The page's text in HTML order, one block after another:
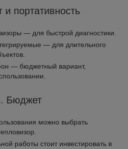
портативность
— для быстрой диагностики.
— для длительного
— бюджетный вариант,
Бюджет
можно выбрать
работы стоит инвестировать в